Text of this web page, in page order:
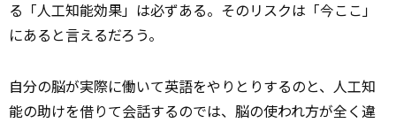
る「人工知能効果」は必ずある。そのリスクは「今ここ」
にあると言えるだろう。
自分の脳が実際に働いて英語をやりとりするのと、人工知
能の助けを借りて会話するのでは、脳の使われ方が全く違